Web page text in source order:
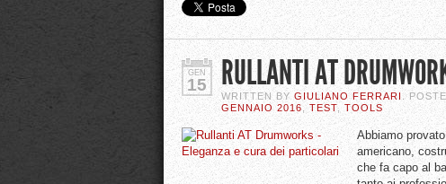
GEN
15 RULLANTI AT
WRITTEN BY GIULIANO FERRARI .
GENNAIO 2016
TEST, TOOLS
Abbiamo
americano,
che fa capo al